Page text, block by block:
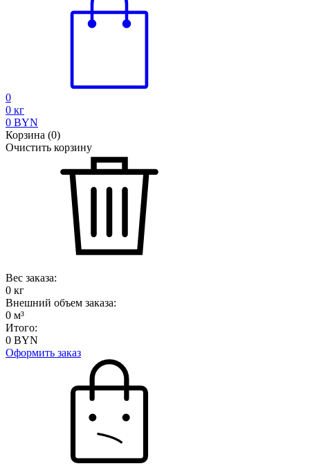
0
0 кг
0 BYN
Корзина (0)
Очистить корзину
Вес заказа:
0 кг
Внешний объем заказа:
0 м³
Итого:
0 BYN
Оформить заказ